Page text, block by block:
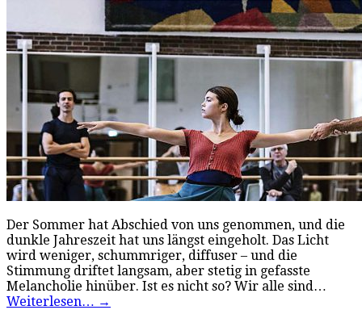
Der Sommer hat Abschied von uns genommen, und die
dunkle Jahreszeit hat uns längst eingeholt. Das Licht
wird weniger, schummriger, diffuser – und die
Stimmung driftet langsam, aber stetig in gefasste
Melancholie hinüber. Ist es nicht so? Wir alle sind…
Weiterlesen… →